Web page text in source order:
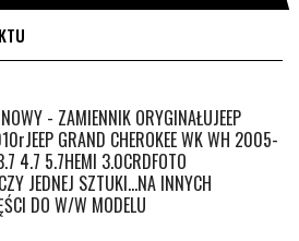
- ZAMIENNIK ORYGINAŁUJEEP
GRAND CHEROKEE WK WH 2005-
4.7 5.7HEMI 3.0CRDFOTO
JEDNEJ SZTUKI...NA INNYCH
DO W/W MODELU